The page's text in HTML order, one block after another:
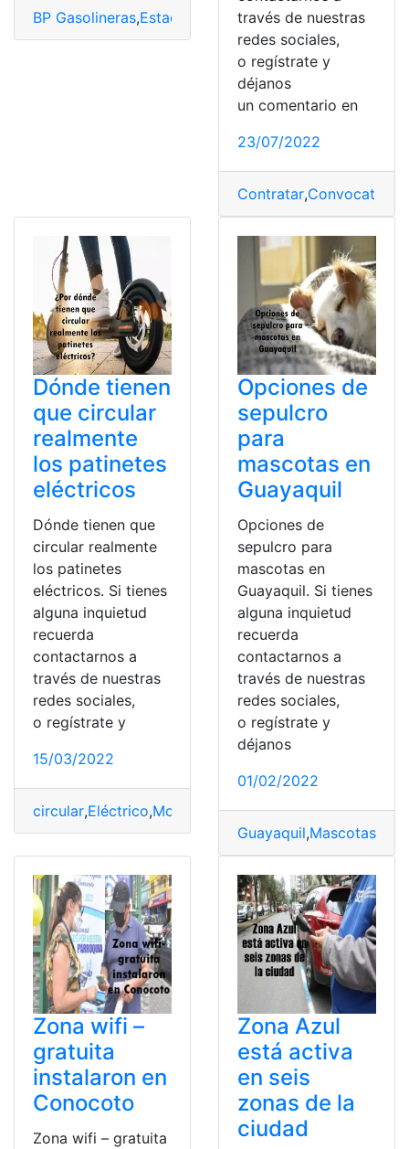
BP Gasolineras,Estaciones Google,Google Maps,
través de nuestras
redes sociales,
o regístrate y
déjanos
un comentario en
23/07/2022
Contratar,Convocatoria
Dónde tienen
que circular
realmente
los patinetes
eléctricos
Dónde tienen que
circular realmente
los patinetes
eléctricos. Si tienes
alguna inquietud
recuerda
contactarnos a
través de nuestras
redes sociales,
o regístrate y
15/03/2022
circular,Eléctrico,Movilidad,Patinetes,Zonas
Opciones de
sepulcro
para
mascotas en
Guayaquil
Opciones de
sepulcro para
mascotas en
Guayaquil. Si tienes
alguna inquietud
recuerda
contactarnos a
través de nuestras
redes sociales,
o regístrate y
déjanos
01/02/2022
Guayaquil,Mascotas
Zona wifi –
gratuita
instalaron en
Conocoto
Zona wifi – gratuita
Zona Azul
está activa
en seis
zonas de la
ciudad